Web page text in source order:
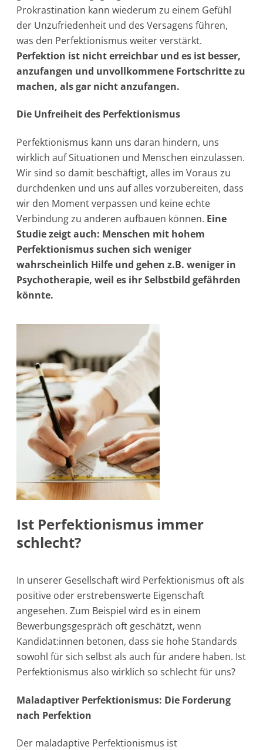
Prokrastination kann wiederum zu einem Gefühl
der Unzufriedenheit und des Versagens führen,
was den Perfektionismus weiter verstärkt.
Perfektion ist nicht erreichbar und es ist besser,
anzufangen und unvollkommene Fortschritte zu
machen, als gar nicht anzufangen.
Die Unfreiheit des Perfektionismus
Perfektionismus kann uns daran hindern, uns
wirklich auf Situationen und Menschen einzulassen.
Wir sind so damit beschäftigt, alles im Voraus zu
durchdenken und uns auf alles vorzubereiten, dass
wir den Moment verpassen und keine echte
Verbindung zu anderen aufbauen können. Eine
Studie zeigt auch: Menschen mit hohem
Perfektionismus suchen sich weniger
wahrscheinlich Hilfe und gehen z.B. weniger in
Psychotherapie, weil es ihr Selbstbild gefährden
könnte.
Ist Perfektionismus immer
schlecht?
In unserer Gesellschaft wird Perfektionismus oft als
positive oder erstrebenswerte Eigenschaft
angesehen. Zum Beispiel wird es in einem
Bewerbungsgespräch oft geschätzt, wenn
Kandidat:innen betonen, dass sie hohe Standards
sowohl für sich selbst als auch für andere haben. Ist
Perfektionismus also wirklich so schlecht für uns?
Maladaptiver Perfektionismus: Die Forderung
nach Perfektion
Der maladaptive Perfektionismus ist